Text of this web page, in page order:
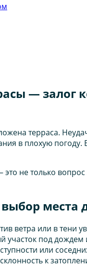
— залог
терраса.
в плохую
не только
места
ветра или в тени
участок под дождем
или
к